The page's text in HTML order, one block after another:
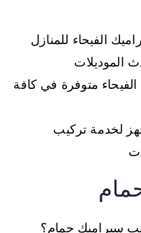
الفيحاء للمنازل
الموديلات
متوفرة في كافة
لخدمة تركيب
سيراميك حمام؟